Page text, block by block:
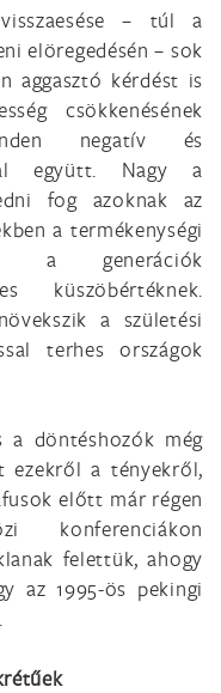
– túl a
elöregedésén – sok
aggasztó kérdést is
csökkenésének
negatív és
együtt. Nagy a
fog azoknak az
a termékenységi
a generációk
küszöbértéknek.
a születési
terhes országok
a döntéshozók még
ezekről a tényekről,
előtt már régen
konferenciákon
felettük, ahogy
az 1995-ös pekingi